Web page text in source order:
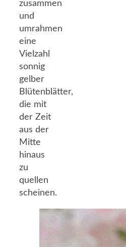
zusammen
und
umrahmen
eine
Vielzahl
sonnig
gelber
Blütenblätter,
die mit
der Zeit
aus der
Mitte
hinaus
zu
quellen
scheinen.